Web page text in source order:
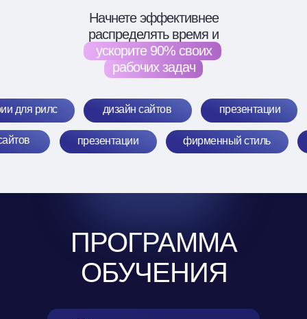
Начнете эффективнее
распределять время и
ускорите 90% своих
рабочих задач
для рилс презентации
дизайн сайтов
презентации фирменный стиль
ПРОГРАММА
ОБУЧЕНИЯ